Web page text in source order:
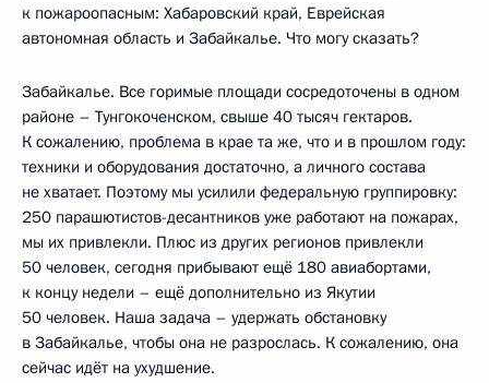
к пожароопасным: Хабаровский край, Еврейская
автономная область и Забайкалье. Что могу сказать?
Забайкалье. Все горимые площади сосредоточены в одном
районе – Тунгокоченском, свыше 40 тысяч гектаров.
К сожалению, проблема в крае та же, что и в прошлом году:
техники и оборудования достаточно, а личного состава
не хватает. Поэтому мы усилили федеральную группировку:
250 парашютистов-десантников уже работают на пожарах,
мы их привлекли. Плюс из других регионов привлекли
50 человек, сегодня прибывают ещё 180 авиабортами,
к концу недели – ещё дополнительно из Якутии
50 человек. Наша задача – удержать обстановку
в Забайкалье, чтобы она не разрослась. К сожалению, она
сейчас идёт на ухудшение.